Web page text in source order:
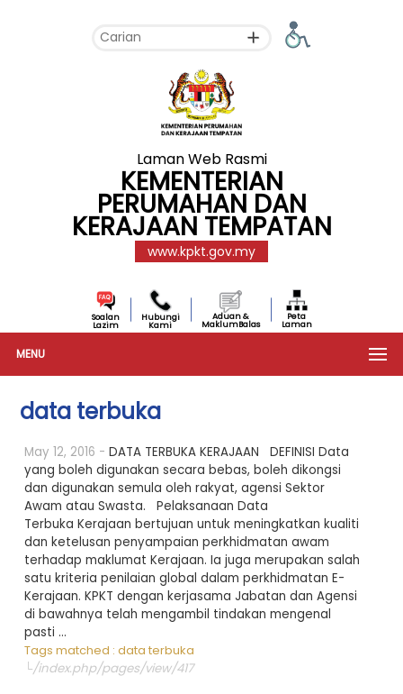
Laman Web Rasmi
KEMENTERIAN
PERUMAHAN DAN
KERAJAAN TEMPATAN
www.kpkt.gov.my
Soalan
Lazim
Hubungi
Kami
Aduan &
MaklumBalas
Peta
Laman
MENU
data terbuka
May 12, 2016 - DATA TERBUKA KERAJAAN DEFINISI Data
yang boleh digunakan secara bebas, boleh dikongsi
dan digunakan semula oleh rakyat, agensi Sektor
Awam atau Swasta. Pelaksanaan Data
Terbuka Kerajaan bertujuan untuk meningkatkan kualiti
dan ketelusan penyampaian perkhidmatan awam
terhadap maklumat Kerajaan. Ia juga merupakan salah
satu kriteria penilaian global dalam perkhidmatan E-
Kerajaan. KPKT dengan kerjasama Jabatan dan Agensi
di bawahnya telah mengambil tindakan mengenal
pasti ...
Tags matched : data terbuka
└/index.php/pages/view/417